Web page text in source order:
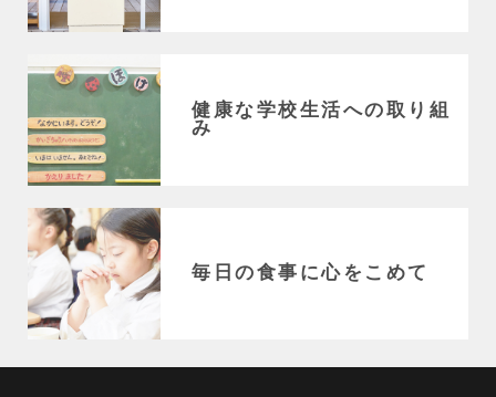
健康な学校生活への取り組
み
毎日の食事に心をこめて